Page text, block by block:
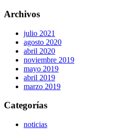
Archivos
julio 2021
agosto 2020
abril 2020
noviembre 2019
mayo 2019
abril 2019
marzo 2019
Categorías
noticias